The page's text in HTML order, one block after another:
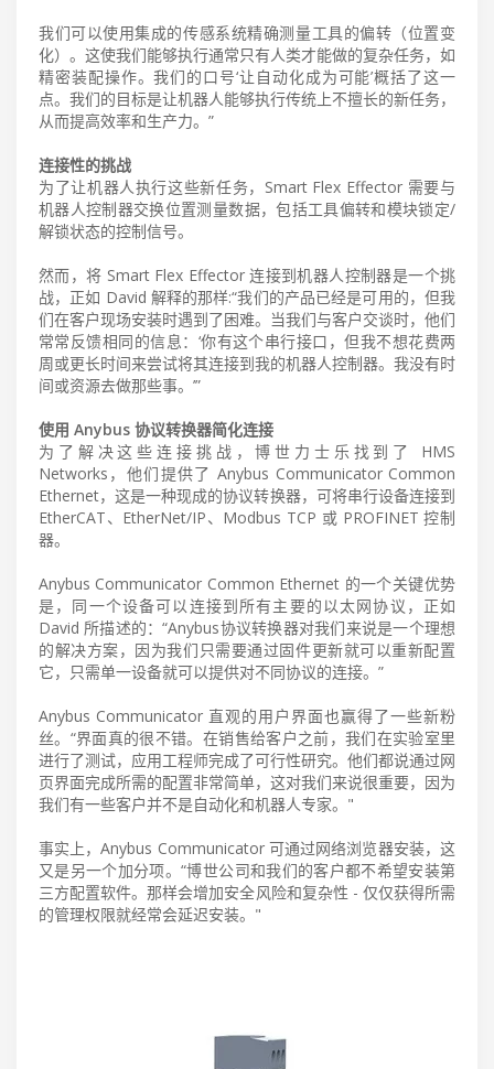
我们可以使用集成的传感系统精确测量工具的偏转（位置变
化）。这使我们能够执行通常只有人类才能做的复杂任务，如
精密装配操作。我们的口号‘让自动化成为可能’概括了这一
点。我们的目标是让机器人能够执行传统上不擅长的新任务，
从而提高效率和生产力。”
连接性的挑战
为了让机器人执行这些新任务，Smart Flex Effector 需要与
机器人控制器交换位置测量数据，包括工具偏转和模块锁定/
解锁状态的控制信号。
然而，将 Smart Flex Effector 连接到机器人控制器是一个挑
战，正如 David 解释的那样:“我们的产品已经是可用的，但我
们在客户现场安装时遇到了困难。当我们与客户交谈时，他们
常常反馈相同的信息：‘你有这个串行接口，但我不想花费两
周或更长时间来尝试将其连接到我的机器人控制器。我没有时
间或资源去做那些事。’”
使用 Anybus 协议转换器简化连接
为了解决这些连接挑战，博世力士乐找到了 HMS
Networks，他们提供了 Anybus Communicator Common
Ethernet，这是一种现成的协议转换器，可将串行设备连接到
EtherCAT、EtherNet/IP、Modbus TCP 或 PROFINET 控制
器。
Anybus Communicator Common Ethernet 的一个关键优势
是，同一个设备可以连接到所有主要的以太网协议，正如
David 所描述的：“Anybus协议转换器对我们来说是一个理想
的解决方案，因为我们只需要通过固件更新就可以重新配置
它，只需单一设备就可以提供对不同协议的连接。”
Anybus Communicator 直观的用户界面也赢得了一些新粉
丝。“界面真的很不错。在销售给客户之前，我们在实验室里
进行了测试，应用工程师完成了可行性研究。他们都说通过网
页界面完成所需的配置非常简单，这对我们来说很重要，因为
我们有一些客户并不是自动化和机器人专家。"
事实上，Anybus Communicator 可通过网络浏览器安装，这
又是另一个加分项。“博世公司和我们的客户都不希望安装第
三方配置软件。那样会增加安全风险和复杂性 - 仅仅获得所需
的管理权限就经常会延迟安装。"